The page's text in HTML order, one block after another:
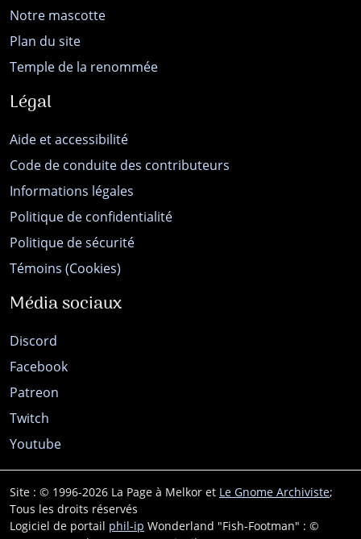
Notre mascotte
Plan du site
Temple de la renommée
Légal
Aide et accessibilité
Code de conduite des contributeurs
Informations légales
Politique de confidentialité
Politique de sécurité
Témoins (Cookies)
Média sociaux
Discord
Facebook
Patreon
Twitch
Youtube
Site : © 1996-2026 La Page à Melkor et Le Gnome Archiviste;
Tous les droits réservés
Logiciel de portail phil-ip Wonderland "Fish-Footman" : ©